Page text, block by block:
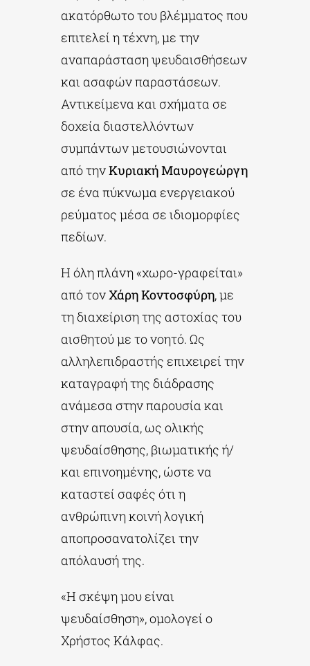
ακατόρθωτο του βλέμματος που
επιτελεί η τέχνη, με την
αναπαράσταση ψευδαισθήσεων
και ασαφών παραστάσεων.
Αντικείμενα και σχήματα σε
δοχεία διαστελλόντων
συμπάντων μετουσιώνονται
από τηνΚυριακή Μαυρογεώργη
σε ένα πύκνωμα ενεργειακού
ρεύματος μέσα σε ιδιομορφίες
πεδίων.
Η όλη πλάνη «χωρο-γραφείται»
από τον Χάρη Κοντοσφύρη, με
τη διαχείριση της αστοχίας του
αισθητού με το νοητό. Ως
αλληλεπιδραστής επιχειρεί την
καταγραφή της διάδρασης
ανάμεσα στην παρουσία και
στην απουσία, ως ολικής
ψευδαίσθησης, βιωματικής ή/
και επινοημένης, ώστε να
καταστεί σαφές ότι η
ανθρώπινη κοινή λογική
αποπροσανατολίζει την
απόλαυσή της.
«Η σκέψη μου είναι
ψευδαίσθηση», ομολογεί ο
Χρήστος Κάλφας.